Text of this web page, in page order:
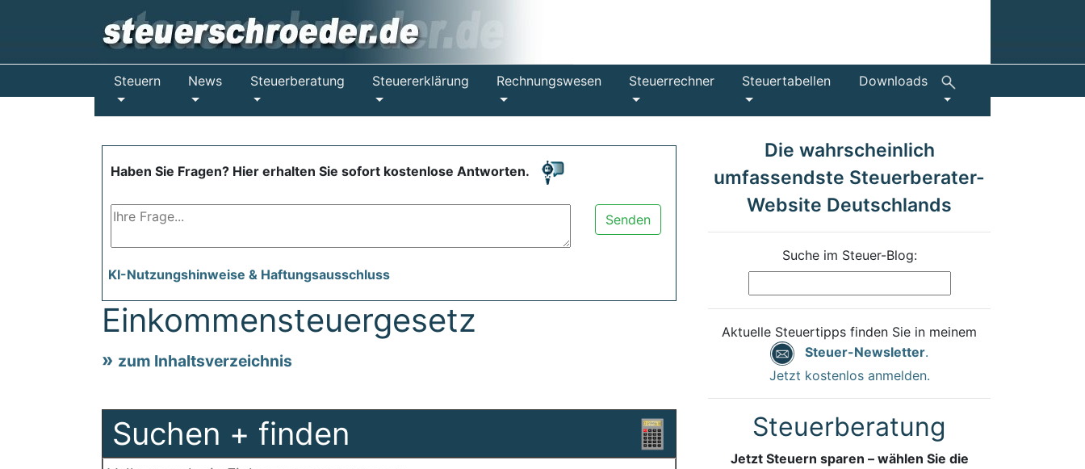
Steuern News Steuerberatung Steuererklärung Rechnungswesen Steuerrechner Steuertabellen Downloads
Haben Sie Fragen? Hier erhalten Sie sofort kostenlose Antworten.
Senden
KI-Nutzungshinweise & Haftungsausschluss
Einkommensteuergesetz
zum Inhaltsverzeichnis
Suchen + finden
Die wahrscheinlich
umfassendste Steuerberater-
Website Deutschlands
Suche im Steuer-Blog:
Aktuelle Steuertipps finden Sie in meinem
Steuer-Newsletter.
Jetzt kostenlos anmelden.
Steuerberatung
Jetzt Steuern sparen – wählen Sie die